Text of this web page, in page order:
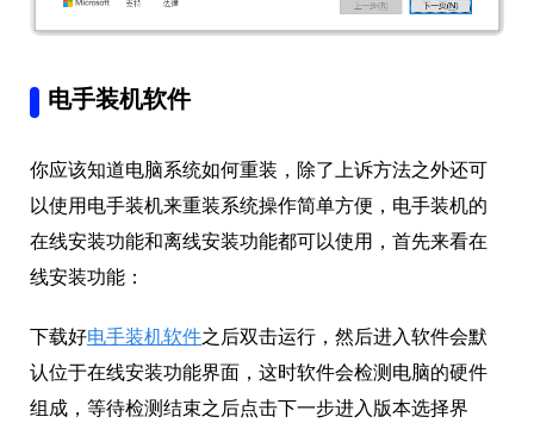
电手装机软件
你应该知道电脑系统如何重装，除了上诉方法之外还可
以使用电手装机来重装系统操作简单方便，电手装机的
在线安装功能和离线安装功能都可以使用，首先来看在
线安装功能：
下载好电手装机软件之后双击运行，然后进入软件会默
认位于在线安装功能界面，这时软件会检测电脑的硬件
组成，等待检测结束之后点击下一步进入版本选择界